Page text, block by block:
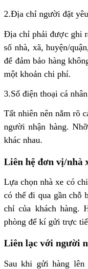
2.Địa chỉ người đặt
Địa chỉ phải được ghi
số nhà, xã, huyện/
để đảm bảo hàng
một khoản chi phí.
3.Số điện thoại cá nhân
Tất nhiên nên nắm rõ
người nhận hàng.
khác nhau.
Liên hệ đơn vị/nhà
Lựa chọn nhà xe có
có thể đi qua gần chỗ
chỉ của khách hàng.
phòng để kí gửi trực
Liên lạc với người
Sau khi gửi hàng